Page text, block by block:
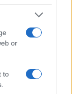
or
to
se bavi
reciklažu
godina, a
Nastupila